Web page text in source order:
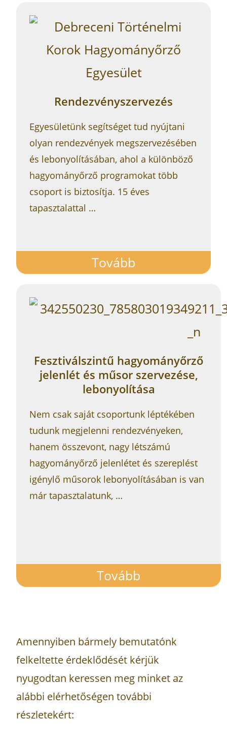
Rendezvényszervezés
Egyesületünk segítséget tud nyújtani
olyan rendezvények megszervezésében
és lebonyolításában, ahol a különböző
hagyományőrző programokat több
csoport is biztosítja. 15 éves
tapasztalattal …
Tovább
Fesztiválszintű hagyományőrző
jelenlét és műsor szervezése,
lebonyolítása
Nem csak saját csoportunk léptékében
tudunk megjelenni rendezvényeken,
hanem összevont, nagy létszámú
hagyományőrző jelenlétet és szereplést
igénylő műsorok lebonyolításában is van
már tapasztalatunk, …
Tovább
Amennyiben bármely bemutatónk
felkeltette érdeklődését kérjük
nyugodtan keressen meg minket az
alábbi elérhetőségen további
részletekért: